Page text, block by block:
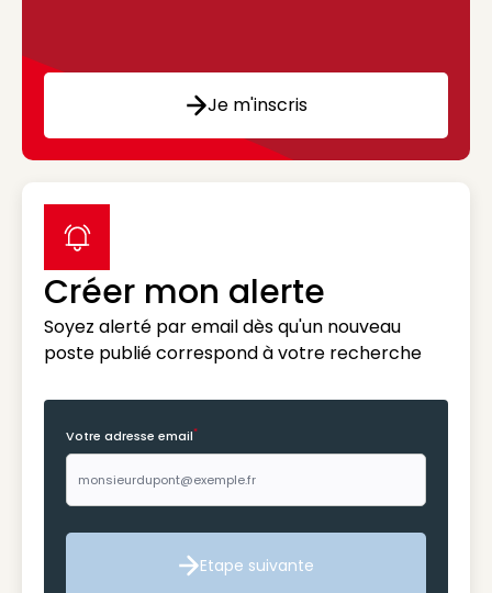
Je m'inscris
Créer mon alerte
Soyez alerté par email dès qu'un nouveau
poste publié correspond à votre recherche
label icon
Votre adresse email*
Etape suivante
Etape suivante